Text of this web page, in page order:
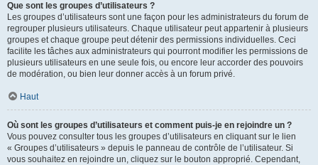
Que sont les groupes d’utilisateurs ?
Les groupes d’utilisateurs sont une façon pour les administrateurs du forum de
regrouper plusieurs utilisateurs. Chaque utilisateur peut appartenir à plusieurs
groupes et chaque groupe peut détenir des permissions individuelles. Ceci
facilite les tâches aux administrateurs qui pourront modifier les permissions de
plusieurs utilisateurs en une seule fois, ou encore leur accorder des pouvoirs
de modération, ou bien leur donner accès à un forum privé.
Haut
Où sont les groupes d’utilisateurs et comment puis-je en rejoindre un ?
Vous pouvez consulter tous les groupes d’utilisateurs en cliquant sur le lien
« Groupes d’utilisateurs » depuis le panneau de contrôle de l’utilisateur. Si
vous souhaitez en rejoindre un, cliquez sur le bouton approprié. Cependant,